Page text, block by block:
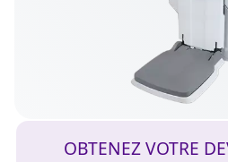
OBTENEZ VOTRE